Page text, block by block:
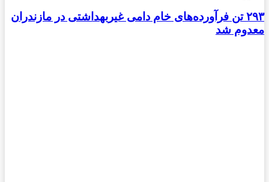
۲۹۳ تن فرآورده‌های خام دامی غیربهداشتی در مازندران
معدوم شد